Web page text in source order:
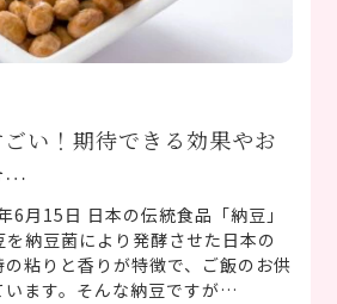
い！期待できる効果やお
…
6月15日 日本の伝統食品「納豆」
納豆菌により発酵させた日本の
粘りと香りが特徴で、ご飯のお供
います。そんな納豆ですが…